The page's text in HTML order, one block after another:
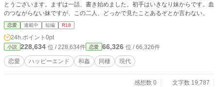
とうございます。まずは一話、書き始めました。初手はいきなり妹からです。血
のつながらない妹ですが、この二人、どっかで見たことあるぞとか言わない。
恋愛 連載中 短編 R18
24h.ポイント 0pt
小説 228,634 位 / 228,634件 恋愛 66,326 位 / 66,326件
恋愛 ハッピーエンド 和姦 同棲 現代
感想数 0
文字数 19,787